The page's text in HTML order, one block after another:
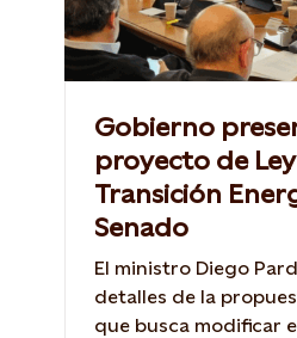
Gobierno
proyecto de
Transición
Senado
El ministro Diego
detalles de la
que busca modificar